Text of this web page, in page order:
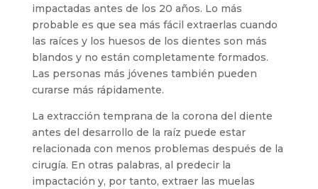
impactadas antes de los 20 años. Lo más
probable es que sea más fácil extraerlas cuando
las raíces y los huesos de los dientes son más
blandos y no están completamente formados.
Las personas más jóvenes también pueden
curarse más rápidamente.
La extracción temprana de la corona del diente
antes del desarrollo de la raíz puede estar
relacionada con menos problemas después de la
cirugía. En otras palabras, al predecir la
impactación y, por tanto, extraer las muelas